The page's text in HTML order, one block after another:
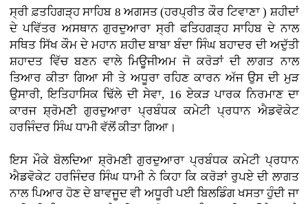
ਸ੍ਰੀ ਫ਼ਤਹਿਗੜ੍ਹ ਸਾਹਿਬ 8 ਅਗਸਤ (ਹਰਪ੍ਰੀਤ ਕੌਰ ਟਿਵਾਣਾ ) ਸ਼ਹੀਦਾਂ
ਦੇ ਪਵਿੱਤਰ ਅਸਥਾਨ ਗੁਰਦੁਆਰਾ ਸ੍ਰੀ ਫਤਿਹਗੜ੍ਹ ਸਾਹਿਬ ਦੇ ਨਾਲ
ਸਥਿਤ ਸਿੱਖ ਕੌਮ ਦੇ ਮਹਾਨ ਸ਼ਹੀਦ ਬਾਬਾ ਬੰਦਾ ਸਿੰਘ ਬਹਾਦਰ ਦੀ ਅਦੁੱਤੀ
ਸ਼ਹਾਦਤ ਵਿੱਚ ਬਣਨ ਵਾਲੇ ਮਿਊਜੀਅਮ ਜੋ ਕਰੋੜਾਂ ਦੀ ਲਾਗਤ ਨਾਲ
ਤਿਆਰ ਕੀਤਾ ਗਿਆ ਸੀ ਤੇ ਅਧੂਰਾ ਰਹਿਣ ਕਾਰਨ ਅੱਜ ਉਸ ਦੀ ਮੁੜ
ਉਸਾਰੀ, ਇਤਿਹਾਸਿਕ ਢਿੱਲੇ ਦੀ ਸੇਵਾ, 16 ਏਕੜ ਪਾਰਕ ਨਿਰਮਾਣ ਦਾ
ਕਾਰਜ ਸ਼੍ਰੋਮਣੀ ਗੁਰਦੁਆਰਾ ਪ੍ਰਬੰਧਕ ਕਮੇਟੀ ਪ੍ਰਧਾਨ ਐਡਵੋਕੇਟ
ਹਰਜਿੰਦਰ ਸਿੰਘ ਧਾਮੀ ਵੱਲੋਂ ਕੀਤਾ ਗਿਆ।
ਇਸ ਮੌਕੇ ਬੋਲਦਿਆ ਸ਼੍ਰੋਮਣੀ ਗੁਰਦੁਆਰਾ ਪ੍ਰਬੰਧਕ ਕਮੇਟੀ ਪ੍ਰਧਾਨ
ਐਡਵੋਕੇਟ ਹਰਜਿੰਦਰ ਸਿੰਘ ਧਾਮੀ ਨੇ ਕਿਹਾ ਕਿ ਕਰੋੜਾਂ ਰੁਪਏ ਦੀ ਲਾਗਤ
ਨਾਲ ਪਿਆਰ ਹੋਣ ਦੇ ਬਾਵਜੂਦ ਵੀ ਅਧੂਰੀ ਪਈ ਬਿਲਡਿੰਗ ਖਸਤਾ ਹੁੰਦੀ ਜਾ